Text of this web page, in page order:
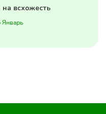
всхожесть
Январь